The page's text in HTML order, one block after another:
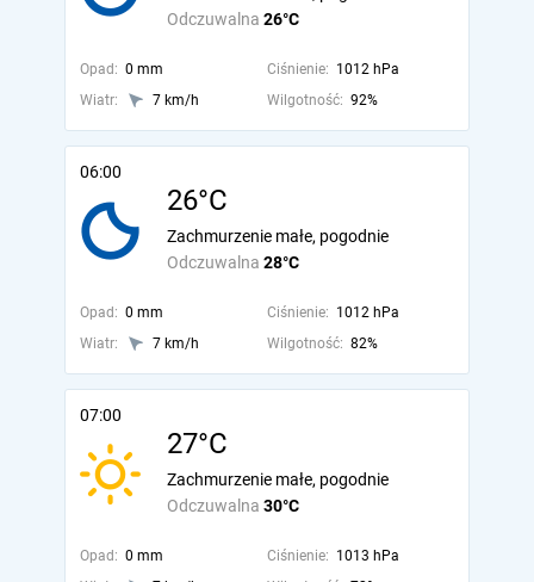
Odczuwalna 26°C
Opad: 0 mm Ciśnienie: 1012 hPa
Wiatr:
7 km/h Wilgotność: 92%
06:00
26°C
Odczuwalna 28°C
Zachmurzenie małe, pogodnie
Opad: 0 mm Ciśnienie: 1012 hPa
Wiatr:
7 km/h Wilgotność: 82%
07:00
27°C
Odczuwalna 30°C
Zachmurzenie małe, pogodnie
Opad: 0 mm Ciśnienie: 1013 hPa